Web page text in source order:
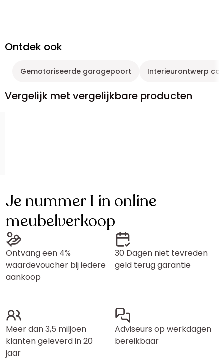
Ontdek ook
Gemotoriseerde garagepoort Interieurontwerp
Vergelijk met vergelijkbare producten
Je nummer 1 in online
meubelverkoop
Ontvang een 4%
waardevoucher bij iedere
aankoop
30 Dagen niet tevreden
geld terug garantie
Meer dan 3,5 miljoen
klanten geleverd in 20
jaar
Adviseurs op werkdagen
bereikbaar